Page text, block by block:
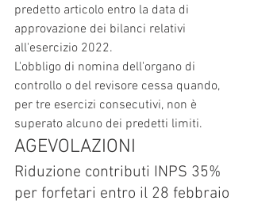
predetto articolo entro la data di
approvazione dei bilanci relativi
all'esercizio 2022.
L'obbligo di nomina dell'organo di
controllo o del revisore cessa quando,
per tre esercizi consecutivi, non è
superato alcuno dei predetti limiti.
AGEVOLAZIONI
Riduzione contributi INPS 35%
per forfetari entro il 28 febbraio